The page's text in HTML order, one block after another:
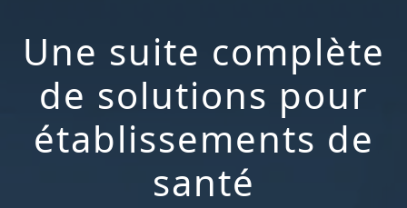
Une suite complète
de solutions pour
établissements de
santé